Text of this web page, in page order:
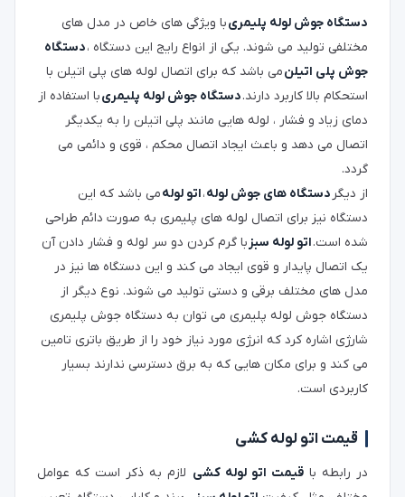
دستگاه جوش لوله پلیمریبا ویژگی های خاص در مدل های
مختلفی تولید می شوند. یکی از انواع رایج این دستگاه ،دستگاه
جوش پلی اتیلنمی باشد که برای اتصال لوله های پلی اتیلن با
استحکام بالا کاربرد دارند.دستگاه جوش لوله پلیمریبا استفاده از
دمای زیاد و فشار ، لوله هایی مانند پلی اتیلن را به یکدیگر
اتصال می دهد و باعث ایجاد اتصال محکم ، قوی و دائمی می
گردد.
از دیگر دستگاه های جوش لوله،اتو لولهمی باشد که این
دستگاه نیز برای اتصال لوله های پلیمری به صورت دائم طراحی
شده است.اتو لوله سبز با گرم کردن دو سر لوله و فشار دادن آن
یک اتصال پایدار و قوی ایجاد می کند و این دستگاه ها نیز در
مدل های مختلف برقی و دستی تولید می شوند. نوع دیگر از
دستگاه جوش لوله پلیمری می توان به دستگاه جوش پلیمری
شارژی اشاره کرد که انرژی مورد نیاز خود را از طریق باتری تامین
می کند و برای مکان هایی که به برق دسترسی ندارند بسیار
کاربردی است.
قیمت اتو لوله کشی
در رابطه باقیمت اتو لوله کشی لازم به ذکر است که عوامل